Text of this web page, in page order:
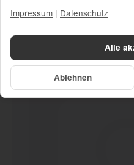
Alle
Ablehnen
Impressum | Datenschutz